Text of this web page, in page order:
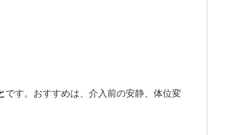
です。おすすめは、介入前の安静、体位変